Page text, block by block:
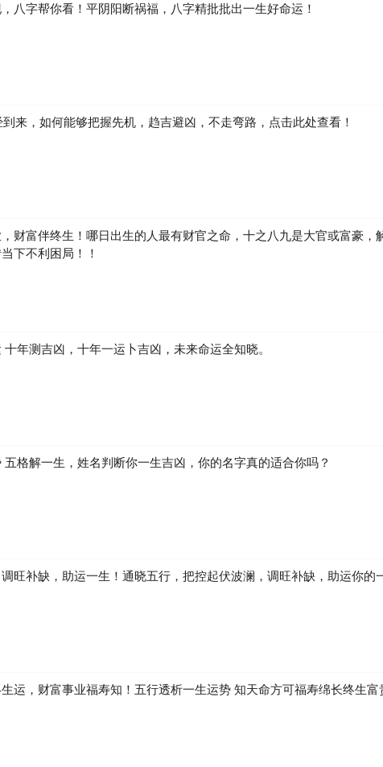
八字帮你看！平阴阳断祸福，八字精批批出一生好命运！
到来，如何能够把握先机，趋吉避凶，不走弯路，点击此处查看！
财富伴终生！哪日出生的人最有财官之命，十之八九是大官或富豪，
下不利困局！！
十年测吉凶，十年一运卜吉凶，未来命运全知晓。
五格解一生，姓名判断你一生吉凶，你的名字真的适合你吗？
旺补缺，助运一生！通晓五行，把控起伏波澜，调旺补缺，助运你的
运，财富事业福寿知！五行透析一生运势 知天命方可福寿绵长终生富